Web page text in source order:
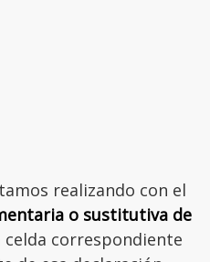
realizando con el
o sustitutiva de
celda correspondiente